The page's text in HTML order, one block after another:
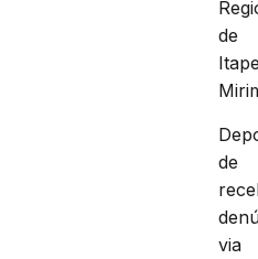
de
de
via